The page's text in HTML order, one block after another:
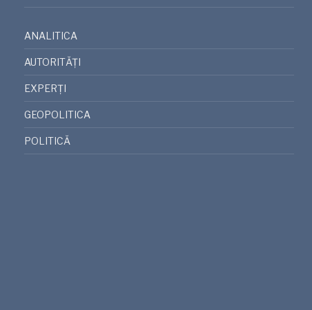
ANALITICA
AUTORITĂȚI
EXPERȚI
GEOPOLITICA
POLITICĂ